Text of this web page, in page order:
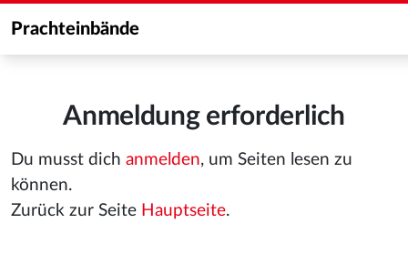
Prachteinbände
Anmeldung erforderlich
Du musst dich anmelden, um Seiten lesen zu
können.
Zurück zur Seite Hauptseite.